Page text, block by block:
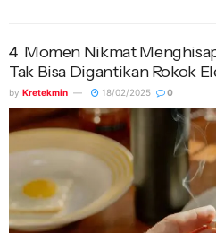
4 Momen Nikmat
Tak Bisa Digantikan Rokok
by Kretekmin 18/02/2025 0